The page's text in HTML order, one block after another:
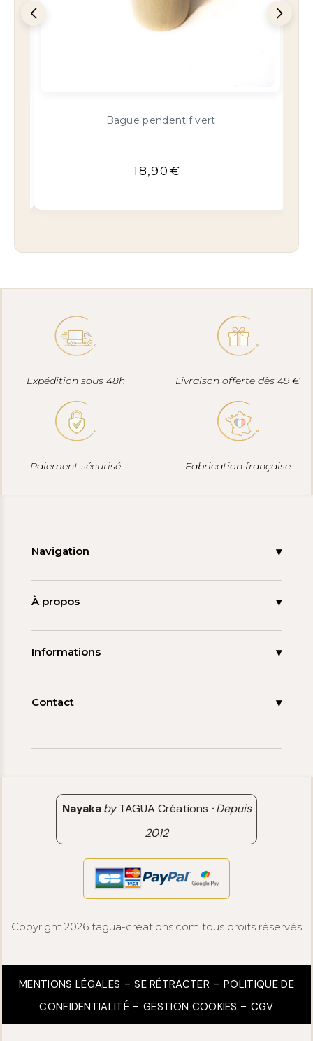
Bracelet Élégance en perles de Tagua
vert
16,90 €
Expédition sous 48h Livraison offerte dès 49 €
Paiement sécurisé Fabrication française
Navigation
Accueil
À propos
La tagua
Informations
Mon compte
Contact
Nayaka byTAGUA Créations ·Depuis
2012
Copyright 2026 tagua-creations.com tous droits réservés
MENTIONS LÉGALES SE RÉTRACTER
POLITIQUE DE
CONFIDENTIALITÉ
GESTION COOKIES CGV